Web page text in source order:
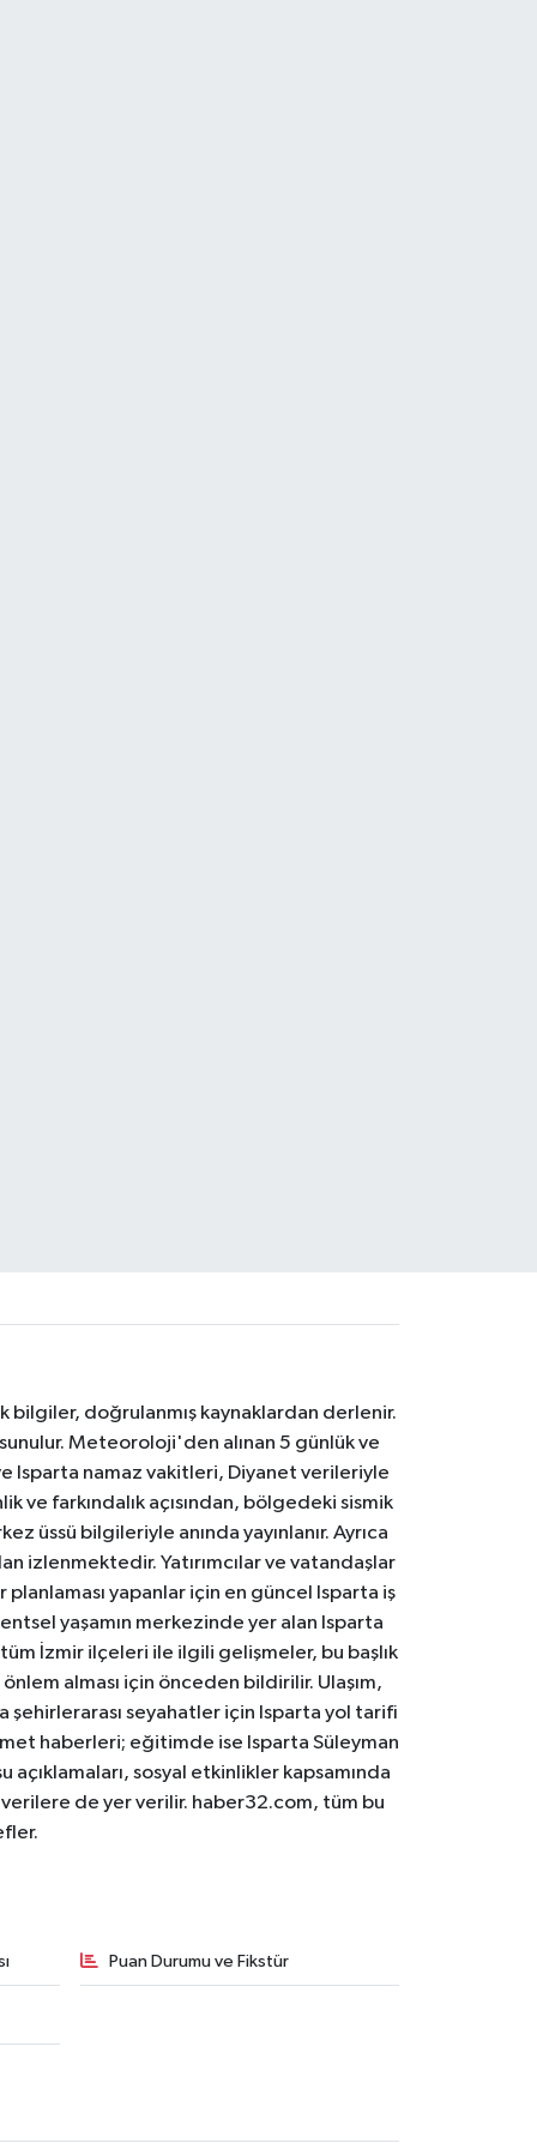
bilgiler, doğrulanmış kaynaklardan derlenir.
Meteoroloji'den alınan 5 günlük ve
Isparta namaz vakitleri, Diyanet verileriyle
ve farkındalık açısından, bölgedeki sismik
üssü bilgileriyle anında yayınlanır. Ayrıca
izlenmektedir. Yatırımcılar ve vatandaşlar
planlaması yapanlar için en güncel Isparta iş
yaşamın merkezinde yer alan Isparta
tüm İzmir ilçeleri ile ilgili gelişmeler, bu başlık
alması için önceden bildirilir. Ulaşım,
şehirlerarası seyahatler için Isparta yol tarifi
haberleri; eğitimde ise Isparta Süleyman
sosyal etkinlikler kapsamında
de yer verilir. haber32.com, tüm bu
Puan Durumu ve Fikstür